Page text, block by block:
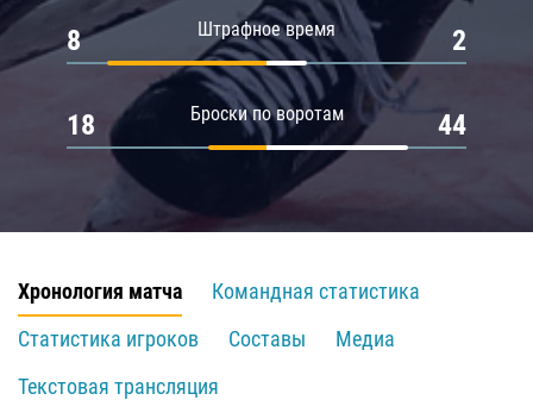
Штрафное время
8 2
Броски по воротам
18 44
Хронология матча
Командная статистика
Статистика игроков
Составы
Медиа
Текстовая трансляция